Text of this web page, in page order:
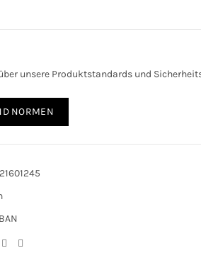
unsere Produktstandards und
NORMEN